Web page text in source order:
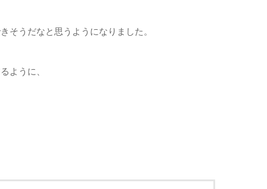
そうだなと思うようになりました。
ように、